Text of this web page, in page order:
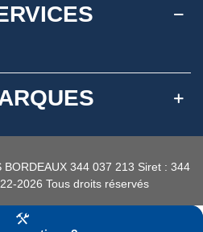
344 037 213 Siret : 344
2026 Tous droits réservés